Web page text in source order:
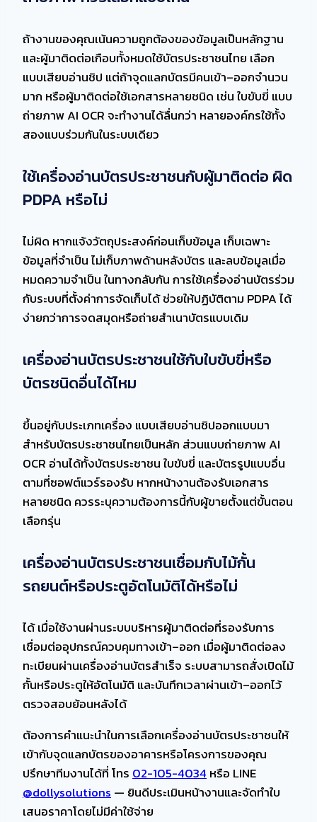
ถ้างานของคุณเน้นความถูกต้องของข้อมูลเป็นหลักฐาน
และผู้มาติดต่อเกือบทั้งหมดใช้บัตรประชาชนไทย เลือก
แบบเสียบอ่านชิป แต่ถ้าจุดแลกบัตรมีคนเข้า–ออกจำนวน
มาก หรือผู้มาติดต่อใช้เอกสารหลายชนิด เช่น ใบขับขี่ แบบ
ถ่ายภาพ AI OCR จะทำงานได้ลื่นกว่า หลายองค์กรใช้ทั้ง
สองแบบร่วมกันในระบบเดียว
ใช้เครื่องอ่านบัตรประชาชนกับผู้มาติดต่อ ผิด
PDPA หรือไม่
ไม่ผิด หากแจ้งวัตถุประสงค์ก่อนเก็บข้อมูล เก็บเฉพาะ
ข้อมูลที่จำเป็น ไม่เก็บภาพด้านหลังบัตร และลบข้อมูลเมื่อ
หมดความจำเป็น ในทางกลับกัน การใช้เครื่องอ่านบัตรร่วม
กับระบบที่ตั้งค่าการจัดเก็บได้ ช่วยให้ปฏิบัติตาม PDPA ได้
ง่ายกว่าการจดสมุดหรือถ่ายสำเนาบัตรแบบเดิม
เครื่องอ่านบัตรประชาชนใช้กับใบขับขี่หรือ
บัตรชนิดอื่นได้ไหม
ขึ้นอยู่กับประเภทเครื่อง แบบเสียบอ่านชิปออกแบบมา
สำหรับบัตรประชาชนไทยเป็นหลัก ส่วนแบบถ่ายภาพ AI
OCR อ่านได้ทั้งบัตรประชาชน ใบขับขี่ และบัตรรูปแบบอื่น
ตามที่ซอฟต์แวร์รองรับ หากหน้างานต้องรับเอกสาร
หลายชนิด ควรระบุความต้องการนี้กับผู้ขายตั้งแต่ขั้นตอน
เลือกรุ่น
เครื่องอ่านบัตรประชาชนเชื่อมกับไม้กั้น
รถยนต์หรือประตูอัตโนมัติได้หรือไม่
ได้ เมื่อใช้งานผ่านระบบบริหารผู้มาติดต่อที่รองรับการ
เชื่อมต่ออุปกรณ์ควบคุมทางเข้า–ออก เมื่อผู้มาติดต่อลง
ทะเบียนผ่านเครื่องอ่านบัตรสำเร็จ ระบบสามารถสั่งเปิดไม้
กั้นหรือประตูให้อัตโนมัติ และบันทึกเวลาผ่านเข้า–ออกไว้
ตรวจสอบย้อนหลังได้
ต้องการคำแนะนำในการเลือกเครื่องอ่านบัตรประชาชนให้
เข้ากับจุดแลกบัตรของอาคารหรือโครงการของคุณ
ปรึกษาทีมงานได้ที่ โทร 02-105-4034หรือ LINE
@dollysolutions — ยินดีประเมินหน้างานและจัดทำใบ
เสนอราคาโดยไม่มีค่าใช้จ่าย